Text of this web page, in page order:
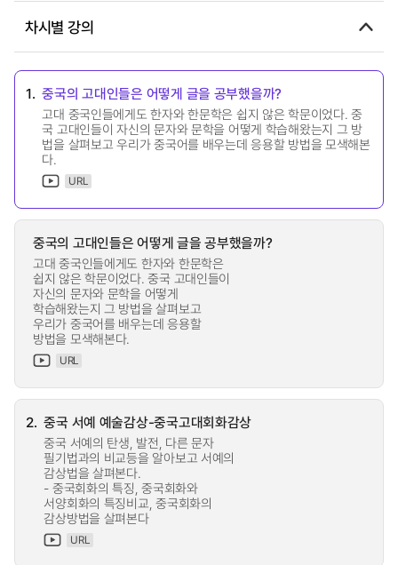
차시별 강의
1. 중국의 고대인들은 어떻게 글을 공부했을까?
고대 중국인들에게도 한자와 한문학은 쉽지 않은 학문이었다. 중
국 고대인들이 자신의 문자와 문학을 어떻게 학습해왔는지 그 방
법을 살펴보고 우리가 중국어를 배우는데 응용할 방법을 모색해본
다.
URL
중국의 고대인들은 어떻게 글을 공부했을까?
고대 중국인들에게도 한자와 한문학은
쉽지 않은 학문이었다. 중국 고대인들이
자신의 문자와 문학을 어떻게
학습해왔는지 그 방법을 살펴보고
우리가 중국어를 배우는데 응용할
방법을 모색해본다.
URL
2. 중국 서예 예술감상-중국고대회화감상
중국 서예의 탄생, 발전, 다른 문자
필기법과의 비교등을 알아보고 서예의
감상법을 살펴본다.
- 중국회화의 특징, 중국회화와
서양회화의 특징비교, 중국회화의
감상방법을 살펴본다
URL